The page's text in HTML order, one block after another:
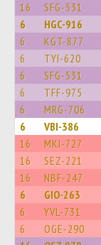
16 SFG-531
6 HGC-916
6 KGT-877
6 TYI-620
6 SFG-531
6 TFF-975
6 MRG-706
6 VBI-386
16 MKI-727
16 SEZ-221
16 NBF-247
6 GIO-263
6 YVL-731
6 OGE-290